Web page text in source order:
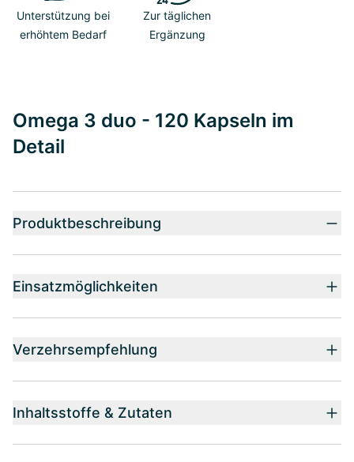
Unterstützung bei
erhöhtem Bedarf
Zur täglichen
Ergänzung
Omega 3 duo - 120 Kapseln im
Detail
Produktbeschreibung
Einsatzmöglichkeiten
Verzehrsempfehlung
Inhaltsstoffe & Zutaten